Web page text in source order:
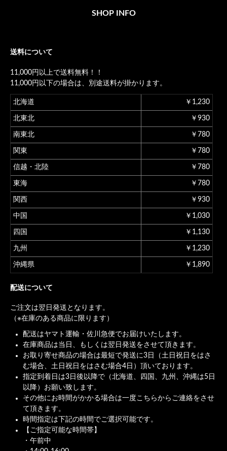
SHOP INFO
送料について
11,000円以上で送料無料！！
11,000円以下の場合は、別途送料が掛かります。
北海道 ￥1,230
北東北 ￥930
南東北 ￥780
関東 ￥780
信越・北陸 ￥780
東海 ￥780
関西 ￥930
中国 ￥1,030
四国 ￥1,130
九州 ￥1,230
沖縄県 ￥1,890
配送について
ご注文は翌日発送となります。
（※在庫のある商品に限ります）
配送はヤマト運輸・佐川急便でお届けいたします。
在庫商品は当日、もしくは翌日発送をさせて頂きます。
お取り寄せ商品の場合は最短で発送に3日（土日祝日をはさ
む場合、土日祝日をはさむ場合4日）頂いております。
指定到着日は3日後以降で（北海道、四国、九州、沖縄は5日
以降）お願い致します。
その他にお時間がかかる場合は一度こちらからご連絡をさせ
て頂きます。
時間指定は下記の時間でご選択可能です。
【ご指定可能な時間帯】
・午前中